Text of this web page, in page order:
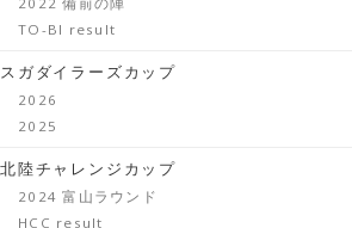
TO-BI result
スガダイラーズカップ
2026
2025
北陸チャレンジカップ
2024 富山ラウンド
HCC result